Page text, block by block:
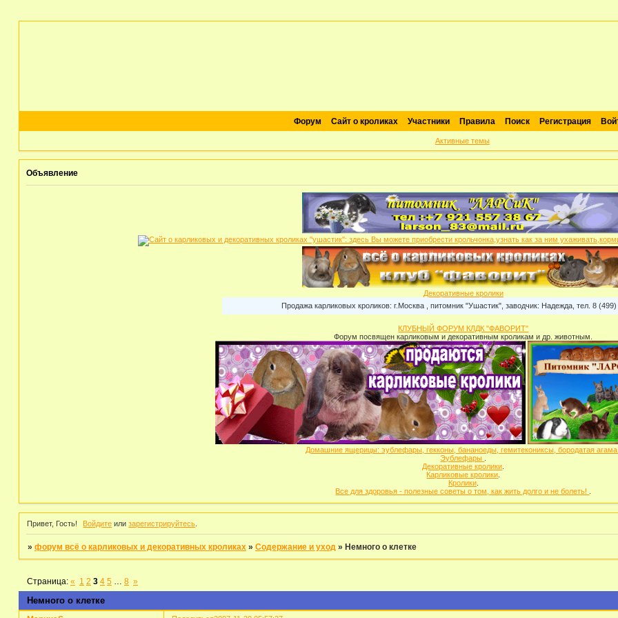
Форум Сайт о кроликах Участники Правила Поиск Регистрация
Активные темы
Объявление
Декоративные кролики
Продажа карликовых кроликов: г.Москва , питомник "Ушастик", заводчик: Надежда, тел. 8 (499) 901-
КЛУБНЫЙ ФОРУМ КЛДК "ФАВОРИТ"
Форум посвящен карликовым и декоративным кроликам и др. животным.
Домашние ящерицы: эублефары, гекконы, бананоеды, гемитекониксы, бородатая
Эублефары
Декоративные кролики
Карликовые кролики
Кролики.
Все для здоровья - полезные советы о том, как жить долго и не болеть!
Привет, Гость! Войдите илизарегистрируйтесь
» форум всё о карликовых и декоративных кроликах » Содержание и уход » Немного о клетке
Немного о клетке
Страница: « 1 2 3 4 5 … 8 »